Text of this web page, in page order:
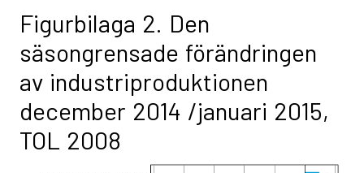
Figurbilaga 2. Den
säsongrensade förändringen
av industriproduktionen
december 2014 /januari 2015,
TOL 2008